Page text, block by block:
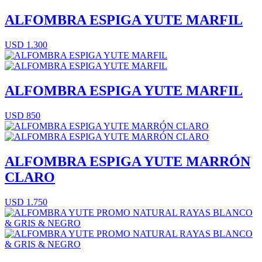
ALFOMBRA ESPIGA YUTE MARFIL
USD 1.300
ALFOMBRA ESPIGA YUTE MARFIL
USD 850
ALFOMBRA ESPIGA YUTE MARRÓN
CLARO
USD 1.750